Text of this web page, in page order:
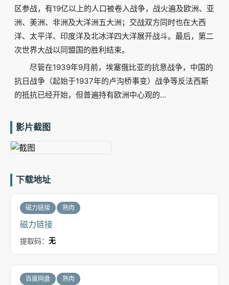
区参战，有19亿以上的人口被卷入战争，战火遍及欧洲、亚
洲、美洲、非洲及大洋洲五大洲；交战双方同时也在大西
洋、太平洋、印度洋及北冰洋四大洋展开战斗。最后，第二
次世界大战以同盟国的胜利结束。
尽管在1939年9月前，埃塞俄比亚的抗意战争，中国的
抗日战争（起始于1937年的卢沟桥事变）战争等反法西斯
的抵抗已经开始，但普遍持有欧洲中心观的...
影片截图
下载地址
磁力链接 熟肉
磁力链接
提取码： 无
百度网盘 熟肉